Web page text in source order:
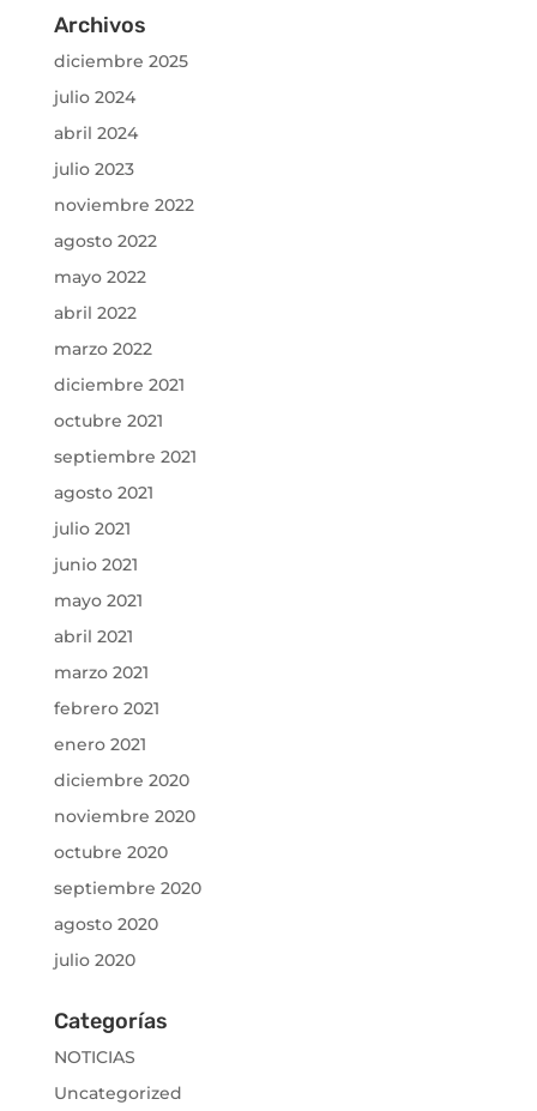
Archivos
diciembre 2025
julio 2024
abril 2024
julio 2023
noviembre 2022
agosto 2022
mayo 2022
abril 2022
marzo 2022
diciembre 2021
octubre 2021
septiembre 2021
agosto 2021
julio 2021
junio 2021
mayo 2021
abril 2021
marzo 2021
febrero 2021
enero 2021
diciembre 2020
noviembre 2020
octubre 2020
septiembre 2020
agosto 2020
julio 2020
Categorías
NOTICIAS
Uncategorized